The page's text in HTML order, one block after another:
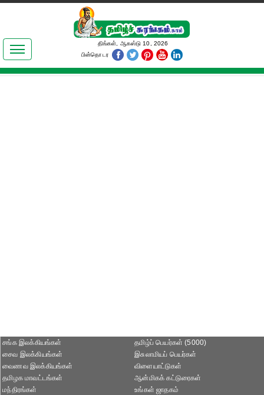
இலக்கியங்கள்
தமிழ் உலகம்
திங்கள், ஆகஸ்டு 10, 2026
பின்தொடர
சங்க இலக்கியங்கள்
சைவ இலக்கியங்கள்
வைணவ இலக்கியங்கள்
தமிழக மாவட்டங்கள்
தமிழ்ப் பெயர்கள் (5000)
இசுலாமியப் பெயர்கள்
விளையாட்டுகள்
ஆன்மிகக் கட்டுரைகள்
மந்திரங்கள்
உங்கள் ஜாதகம்